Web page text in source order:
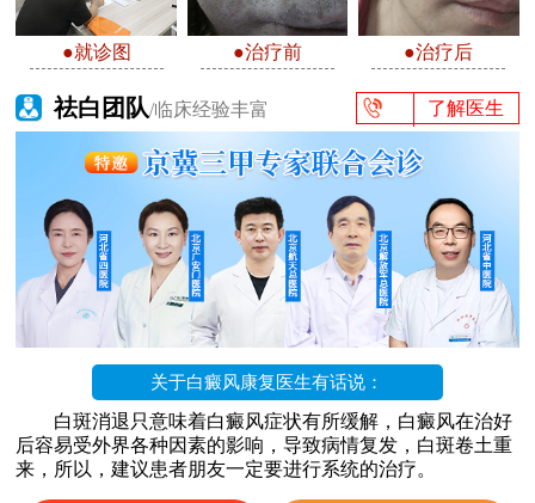
●就诊图 ●治疗前 ●治疗后
祛白团队/临床经验丰富 了解医生
关于白癜风康复医生有话说：
白斑消退只意味着白癜风症状有所缓解，白癜风在治好
后容易受外界各种因素的影响，导致病情复发，白斑卷土重
来，所以，建议患者朋友一定要进行系统的治疗。